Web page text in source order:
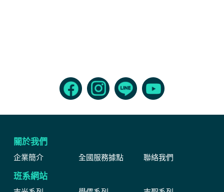
關於我們
企業簡介 全國服務據點 聯絡我們
班系網站